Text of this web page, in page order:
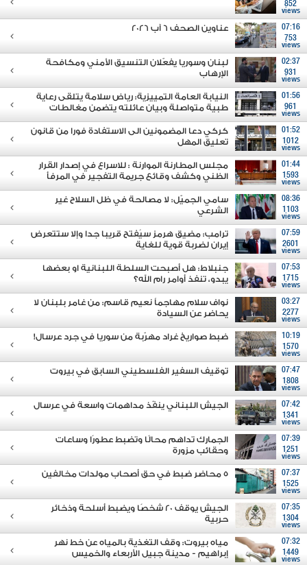
852
views
07:16
753
views
عناوين الصحف 6 آب 2026
02:37
931
views
لبنان وسوريا يفعّلان التنسيق الأمني ومكافحة
الإرهاب
01:56
961
views
النيابة العامة التمييزية: رياض سلامة يتلقى رعاية
طبية متواصلة وبيان عائلته يتضمن مغالطات
01:52
1012
views
كركي دعا المضمونين الى الاستفادة فورا من قانون
تعليق المهل
01:44
1593
views
مجلس المطارنة الموارنة : للاسراع في إصدار القرار
الظني وكشف وقائع جريمة التفجير في المرفأ
08:36
1103
views
سامي الجميّل: لا مصالحة في ظل السلاح غير
الشرعي
07:59
2601
views
ترامب: مضيق هرمز سيُفتح قريبا جدا وإلا ستتعرض
إيران لضربة قوية للغاية
07:53
1715
views
جنبلاط: هل أصبحت السلطة اللبنانية او بعضها
يبدو، تنفذ أوامر رام الله؟
03:27
2277
views
نواف سلام مهاجماً نعيم قاسم: من غامر بلبنان لا
يحاضر عن السيادة
10:19
1570
views
ضبط صواريخ غراد مهرّبة من سوريا في جرد عرسال!
07:47
1808
views
توقيف السفير الفلسطيني السابق في بيروت
07:42
1341
views
الجيش اللبناني ينفّذ مداهمات واسعة في عرسال
07:39
1251
views
الجمارك تداهم محالًا وتضبط عطورًا وساعات
وحقائب مزورة
07:37
1525
views
5 محاضر ضبط في حق أصحاب مولدات مخالفين
07:35
1304
views
الجيش يوقف 20 شخصًا ويضبط أسلحة وذخائر
حربية
07:32
1449
views
مياه بيروت: وقف التغذية بالمياه عن خط نهر
إبراهيم - مدينة جبيل الأربعاء والخميس